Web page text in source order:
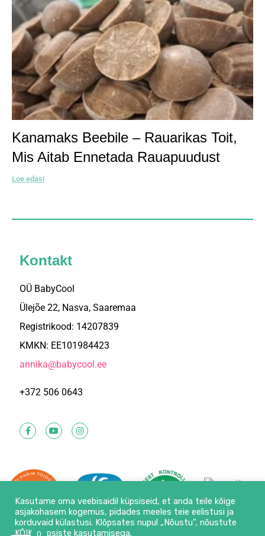
Kanamaks Beebile – Rauarikas Toit,
Mis Aitab Ennetada Rauapuudust
Loe edasi
Kontakt
OÜ BabyCool
Ülejõe 22, Nasva, Saaremaa
Registrikood: 14207839
KMKN: EE101984423
annika@babycool.ee
+372 506 0643
Kasutame oma veebisaidil küpsiseid, et anda teile kõige
asjakohasem kogemus, pidades meeles teie eelistusi ja
korduvaid külastusi. Klõpsates nupul „Nõustu”, nõustute
KÕIKI küpsiste kasutamisega.
0